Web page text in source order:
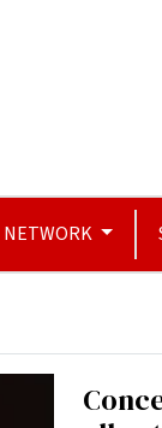
NETWORK